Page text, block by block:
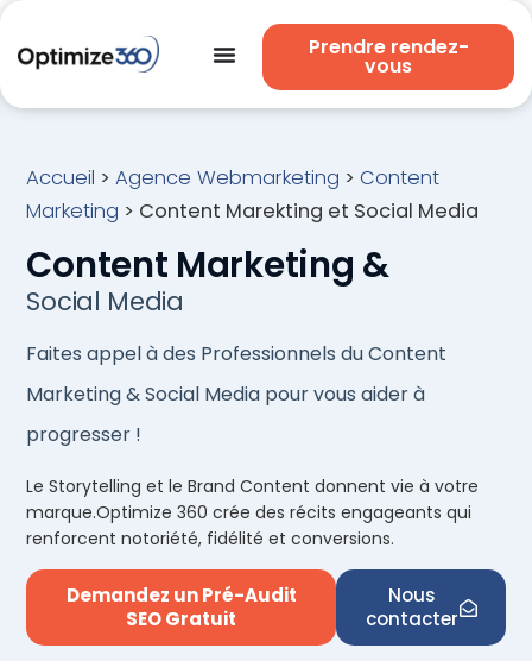
Prendre rendez-
vous
Accueil >Agence Webmarketing >Content
Marketing > Content Marekting et Social Media
Content Marketing &
Social Media
Faites appel à des Professionnels du Content
Marketing & Social Media pour vous aider à
progresser !
Le Storytelling et le Brand Content donnent vie à votre
marque.Optimize 360 crée des récits engageants qui
renforcent notoriété, fidélité et conversions.
Demandez un Pré-Audit
SEO Gratuit
Nous
contacter